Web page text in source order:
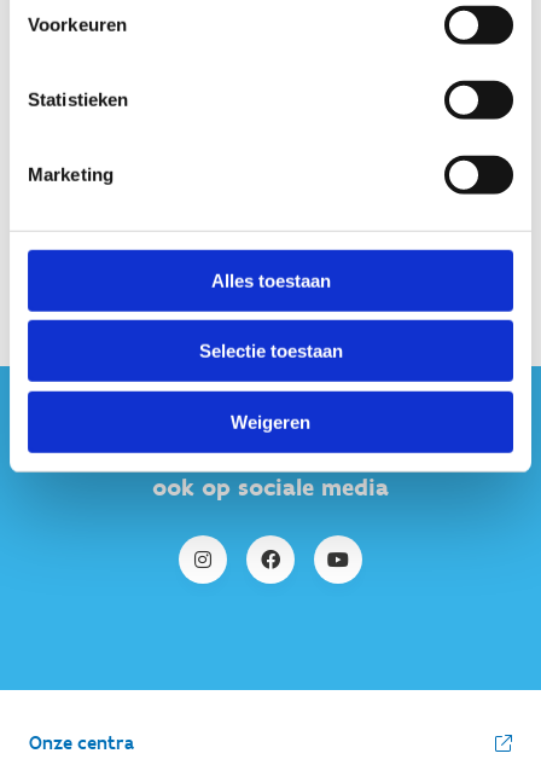
Voorkeuren
Statistieken
Marketing
Alles toestaan
Selectie toestaan
Weigeren
Bekijk alle foto's
#sportersbelevenmeer
ook op sociale media
Onze centra